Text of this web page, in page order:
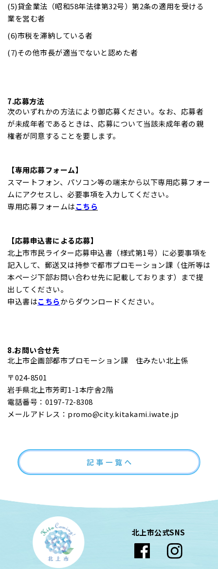
(5)貸金業法（昭和58年法律第32号）第2条の適用を受ける
業を営む者
(6)市税を滞納している者
(7)その他市長が適当でないと認めた者
7.応募方法
次のいずれかの方法により御応募ください。なお、応募者
が未成年者であるときは、応募について当該未成年者の親
権者が同意することを要します。
【専用応募フォーム】
スマートフォン、パソコン等の端末から以下専用応募フォー
ムにアクセスし、必要事項を入力してください。
専用応募フォームはこちら
【応募申込書による応募】
北上市市民ライター応募申込書（様式第1号）に必要事項を
記入して、郵送又は持参で都市プロモーション課（住所等は
本ページ下部お問い合わせ先に記載しております）まで提
出してください。
申込書はこちらからダウンロードください。
8.お問い合せ先
北上市企画部都市プロモーション課 住みたい北上係
〒024-8501
岩手県北上市芳町1-1本庁舎2階
電話番号：0197-72-8308
メールアドレス：promo@city.kitakami.iwate.jp
北上市公式SNS